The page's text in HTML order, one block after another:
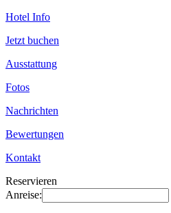
Hotel Info
Jetzt buchen
Ausstattung
Fotos
Nachrichten
Bewertungen
Kontakt
Reservieren
Anreise: